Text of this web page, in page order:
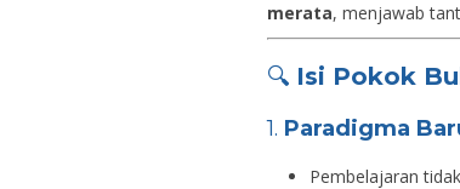
merata, menjawab
🔍 Isi Pokok
1. Paradigma
Pembelajaran